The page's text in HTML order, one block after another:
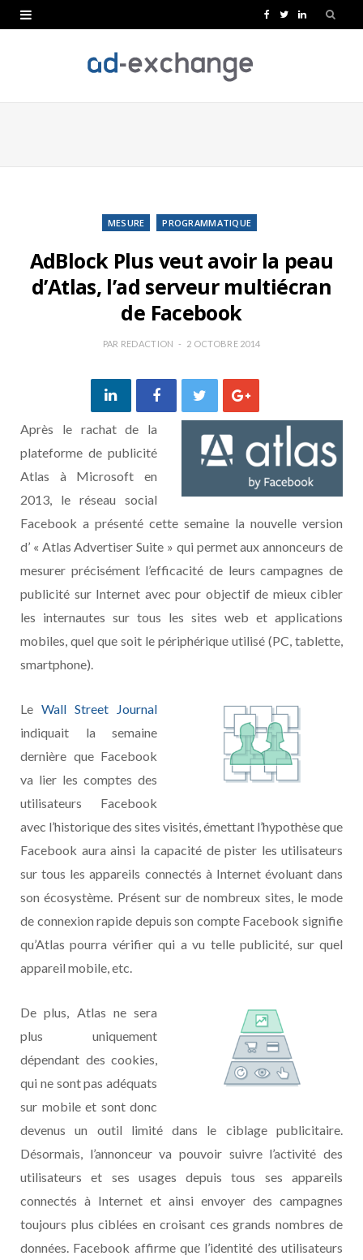
e
T
t
L
k
MESURE PROGRAMMATIQUE
AdBlock Plus veut avoir la peau
d’Atlas, l’ad serveur multiécran
de Facebook
PAR REDACTION 2 OCTOBRE 2014
Après le rachat de la
plateforme de publicité
Atlas à Microsoft en
2013, le réseau social
Facebook a présenté cette semaine la nouvelle version
d’ « Atlas Advertiser Suite » qui permet aux annonceurs de
mesurer précisément l’efficacité de leurs campagnes de
publicité sur Internet avec pour objectif de mieux cibler
les internautes sur tous les sites web et applications
mobiles, quel que soit le périphérique utilisé (PC, tablette,
smartphone).
Le Wall Street Journal
indiquait la semaine
dernière que Facebook
va lier les comptes des
utilisateurs Facebook
avec l’historique des sites visités, émettant l’hypothèse que
Facebook aura ainsi la capacité de pister les utilisateurs
sur tous les appareils connectés à Internet évoluant dans
son écosystème. Présent sur de nombreux sites, le mode
de connexion rapide depuis son compte Facebook signifie
qu’Atlas pourra vérifier qui a vu telle publicité, sur quel
appareil mobile, etc.
De plus, Atlas ne sera
plus uniquement
dépendant des cookies,
qui ne sont pas adéquats
sur mobile et sont donc
devenus un outil limité dans le ciblage publicitaire.
Désormais, l’annonceur va pouvoir suivre l’activité des
utilisateurs et ses usages depuis tous ses appareils
connectés à Internet et ainsi envoyer des campagnes
toujours plus ciblées en croisant ces grands nombres de
données. Facebook affirme que l’identité des utilisateurs